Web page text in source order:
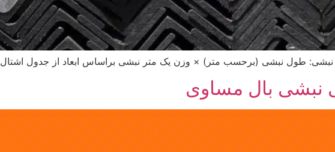
طول نبشی (برحسب متر) × وزن یک متر نبشی براساس ابعاد از جدول اشتال
نبشی بال مساوی